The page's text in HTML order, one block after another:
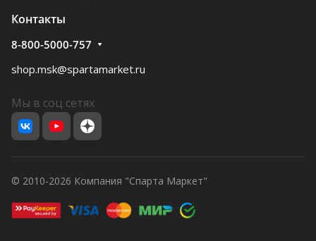
Контакты
8-800-5000-757
shop.msk@spartamarket.ru
Мы в соц сетях
© 2010-2026 Компания "Спарта Маркет"